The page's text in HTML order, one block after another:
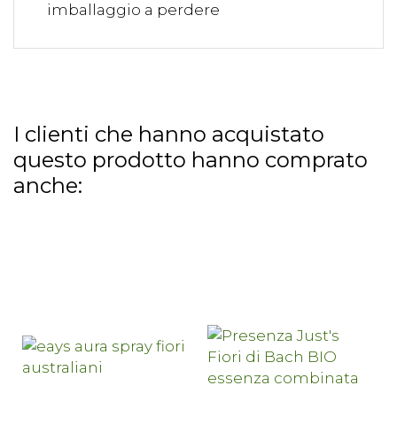
imballaggio a perdere
I clienti che hanno acquistato
questo prodotto hanno comprato
anche: